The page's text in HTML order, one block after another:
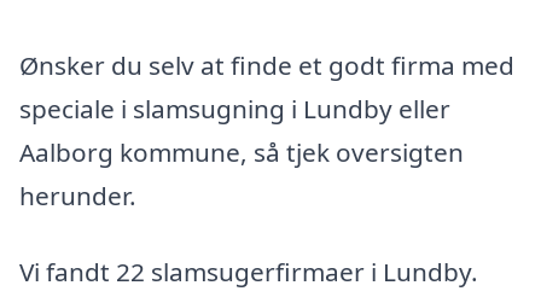
Ønsker du selv at finde et godt firma med
speciale i slamsugning i Lundby eller
Aalborg kommune, så tjek oversigten
herunder.
Vi fandt 22 slamsugerfirmaer i Lundby.